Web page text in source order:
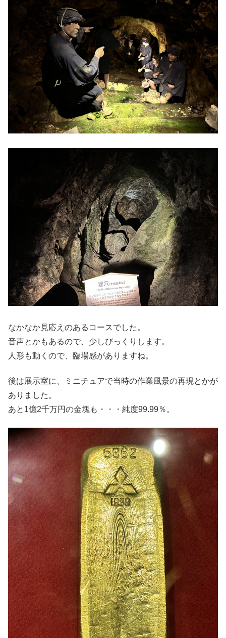
なかなか見応えのあるコースでした。
音声とかもあるので、少しびっくりします。
人形も動くので、臨場感がありますね。
後は展示室に、ミニチュアで当時の作業風景の再現とかが
ありました。
あと1億2千万円の金塊も・・・純度99.99％。